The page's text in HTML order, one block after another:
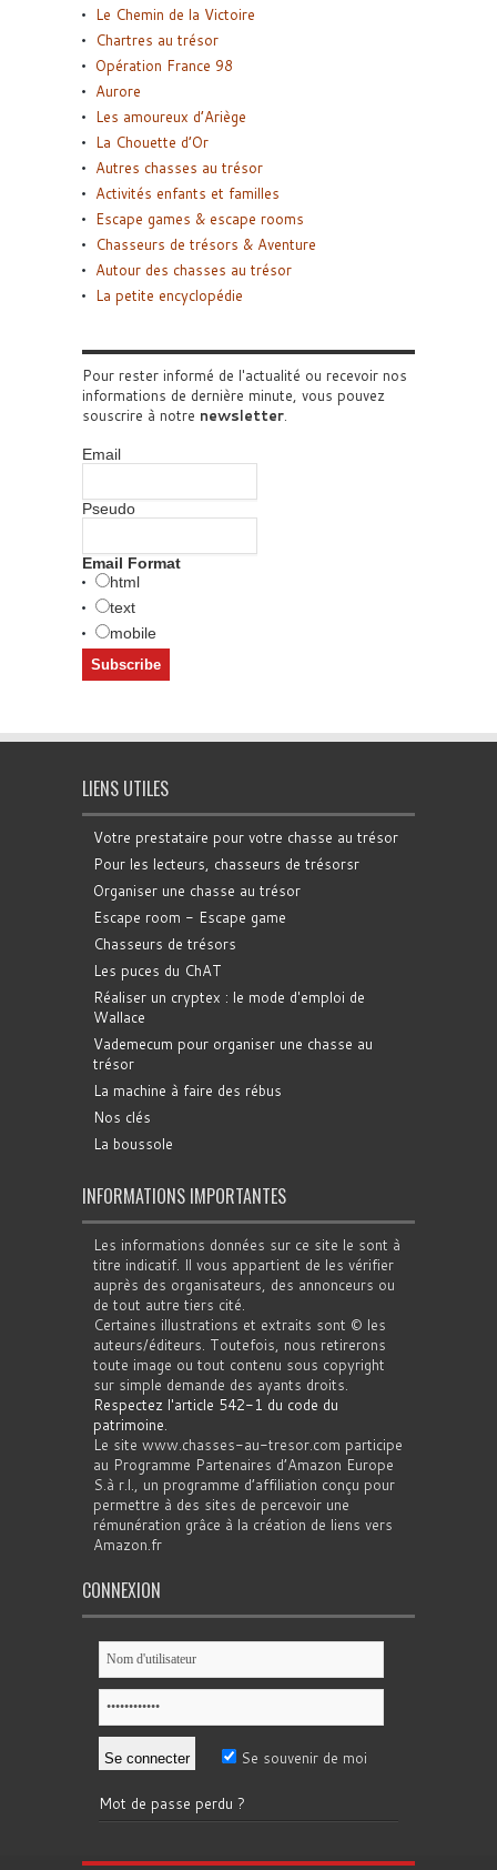
Le Chemin de la Victoire
Chartres au trésor
Opération France 98
Aurore
Les amoureux d’Ariège
La Chouette d’Or
Autres chasses au trésor
Activités enfants et familles
Escape games & escape rooms
Chasseurs de trésors & Aventure
Autour des chasses au trésor
La petite encyclopédie
Pour rester informé de l'actualité ou recevoir nos
informations de dernière minute, vous pouvez
souscrire à notre newsletter.
Email
Pseudo
Email Format
html
text
mobile
LIENS UTILES
Votre prestataire pour votre chasse au trésor
Pour les lecteurs, chasseurs de trésorsr
Organiser une chasse au trésor
Escape room - Escape game
Chasseurs de trésors
Les puces du ChAT
Réaliser un cryptex : le mode d'emploi de
Wallace
Vademecum pour organiser une chasse au
trésor
La machine à faire des rébus
Nos clés
La boussole
INFORMATIONS IMPORTANTES
Les informations données sur ce site le sont à
titre indicatif. Il vous appartient de les vérifier
auprès des organisateurs, des annonceurs ou
de tout autre tiers cité.
Certaines illustrations et extraits sont © les
auteurs/éditeurs. Toutefois, nous retirerons
toute image ou tout contenu sous copyright
sur simple demande des ayants droits.
Respectez l'article 542-1 du code du
patrimoine.
Le site www.chasses-au-tresor.com participe
au Programme Partenaires d’Amazon Europe
S.à r.l., un programme d’affiliation conçu pour
permettre à des sites de percevoir une
rémunération grâce à la création de liens vers
Amazon.fr
CONNEXION
Se souvenir de moi
Mot de passe perdu ?